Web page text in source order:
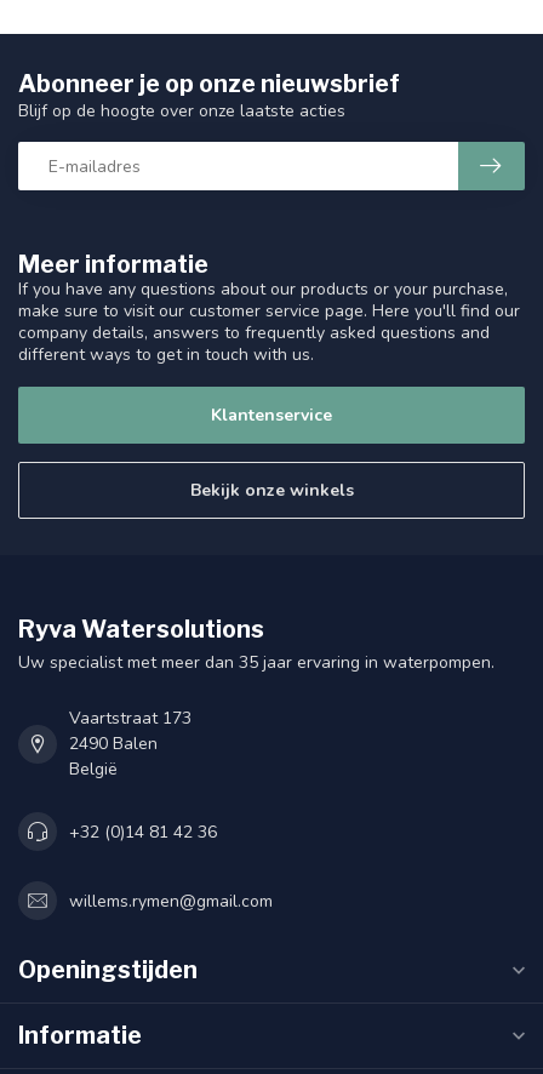
Meer informatie
If you have any questions about our products or your purchase,
make sure to visit our customer service page. Here you'll find our
company details, answers to frequently asked questions and
different ways to get in touch with us.
Klantenservice
Bekijk onze winkels
Abonneer je op onze nieuwsbrief
Blijf op de hoogte over onze laatste acties
Ryva Watersolutions
Uw specialist met meer dan 35 jaar ervaring in waterpompen.
Vaartstraat 173
2490 Balen
België
+32 (0)14 81 42 36
willems.rymen@gmail.com
Openingstijden
Informatie